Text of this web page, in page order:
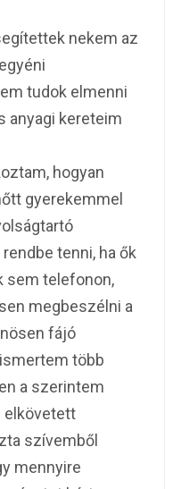
nekem az
tudok elmenni
anyagi kereteim
hogyan
gyerekemmel
tenni, ha ők
sem telefonon,
megbeszélni a
fájó
több
a szerintem
elkövetett
szívemből
mennyire